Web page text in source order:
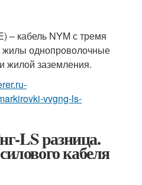
– кабель NYM с тремя
однопроволочные
жилой заземления.
vvgng-ls-
LS разница.
кабеля